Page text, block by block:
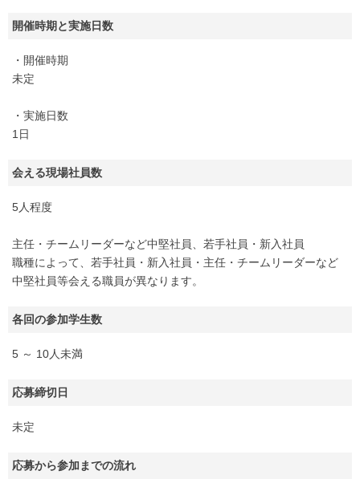
開催時期と実施日数
・開催時期
未定
・実施日数
1日
会える現場社員数
5人程度
主任・チームリーダーなど中堅社員、若手社員・新入社員
職種によって、若手社員・新入社員・主任・チームリーダーなど
中堅社員等会える職員が異なります。
各回の参加学生数
5 ～ 10人未満
応募締切日
未定
応募から参加までの流れ